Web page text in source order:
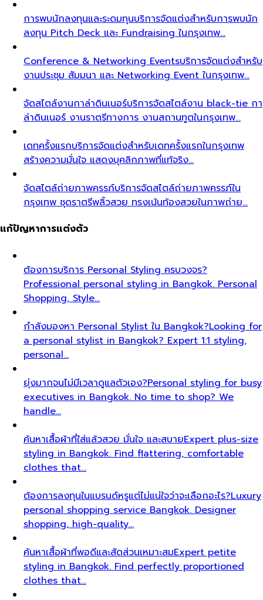
การพบนักลงทุนและระดมทุนบริการจัดแต่งสำหรับการพบนัก
ลงทุน Pitch Deck และ Fundraising ในกรุงเทพ…
Conference & Networking Eventsบริการจัดแต่งสำหรับ
งานประชุม สัมมนา และ Networking Event ในกรุงเทพ…
จัดสไตล์งานกาล่าดินเนอร์บริการจัดสไตล์งาน black-tie กา
ล่าดินเนอร์ งานราตรีทางการ งานสถานทูตในกรุงเทพ…
เดทครั้งแรกบริการจัดแต่งสำหรับเดทครั้งแรกในกรุงเทพ
สร้างความมั่นใจ แสดงบุคลิกภาพที่แท้จริง…
จัดสไตล์ถ่ายภาพครรภ์บริการจัดสไตล์ถ่ายภาพครรภ์ใน
กรุงเทพ ชุดราตรีพลิ้วสวย ทรงเน้นท้องสวยในภาพถ่าย…
แก้ปัญหาการแต่งตัว
ต้องการบริการ Personal Styling ครบวงจร?
Professional personal styling in Bangkok. Personal
Shopping, Style…
กำลังมองหา Personal Stylist ใน Bangkok?Looking for
a personal stylist in Bangkok? Expert 1:1 styling,
personal…
ยุ่งมากจนไม่มีเวลาดูแลตัวเอง?Personal styling for busy
executives in Bangkok. No time to shop? We
handle…
ค้นหาเสื้อผ้าที่ใส่แล้วสวย มั่นใจ และสบายExpert plus-size
styling in Bangkok. Find flattering, comfortable
clothes that…
ต้องการลงทุนในแบรนด์หรูแต่ไม่แน่ใจว่าจะเลือกอะไร?Luxury
personal shopping service Bangkok. Designer
shopping, high-quality…
ค้นหาเสื้อผ้าที่พอดีและสัดส่วนเหมาะสมExpert petite
styling in Bangkok. Find perfectly proportioned
clothes that…